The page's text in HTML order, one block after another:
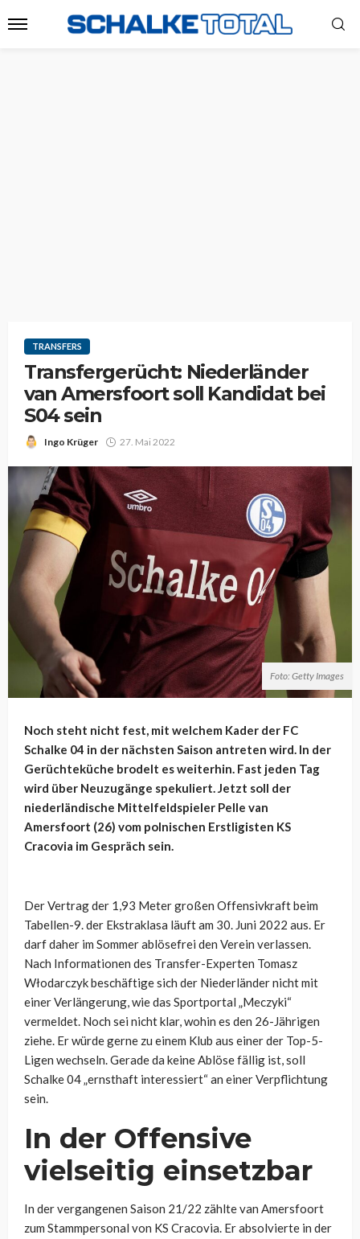
TRANSFERS
Transfergerücht: Niederländer
van Amersfoort soll Kandidat bei
S04 sein
Ingo Krüger 27. Mai 2022
Foto: Getty Images
Noch steht nicht fest, mit welchem Kader der FC
Schalke 04 in der nächsten Saison antreten wird. In der
Gerüchteküche brodelt es weiterhin. Fast jeden Tag
wird über Neuzugänge spekuliert. Jetzt soll der
niederländische Mittelfeldspieler Pelle van
Amersfoort (26) vom polnischen Erstligisten KS
Cracovia im Gespräch sein.
Der Vertrag der 1,93 Meter großen Offensivkraft beim
Tabellen-9. der Ekstraklasa läuft am 30. Juni 2022 aus. Er
darf daher im Sommer ablösefrei den Verein verlassen.
Nach Informationen des Transfer-Experten Tomasz
Włodarczyk beschäftige sich der Niederländer nicht mit
einer Verlängerung, wie das Sportportal „Meczyki“
vermeldet. Noch sei nicht klar, wohin es den 26-Jährigen
ziehe. Er würde gerne zu einem Klub aus einer der Top-5-
Ligen wechseln. Gerade da keine Ablöse fällig ist, soll
Schalke 04 „ernsthaft interessiert“ an einer Verpflichtung
sein.
In der Offensive
vielseitig einsetzbar
In der vergangenen Saison 21/22 zählte van Amersfoort
zum Stammpersonal von KS Cracovia. Er absolvierte in der